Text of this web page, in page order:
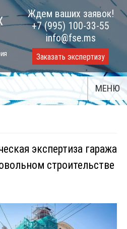
Ждем ваших заявок!
+7 (995) 100-33-55
info@fse.ms
Заказать экспертизу
МЕНЮ
экспертиза гаража
строительстве